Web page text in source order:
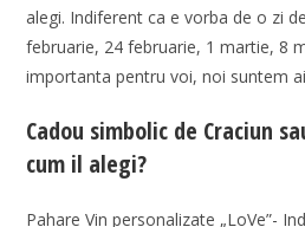
alegi. Indiferent ca e vorba de o zi
februarie, 24 februarie, 1 martie, 8
importanta pentru voi, noi suntem
Cadou simbolic de Craciun
cum il alegi?
Pahare Vin personalizate „LoVe”-